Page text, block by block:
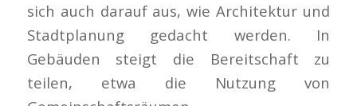
sich auch darauf aus, wie Architektur und
Stadtplanung gedacht werden. In
Gebäuden steigt die Bereitschaft zu
teilen, etwa die Nutzung von